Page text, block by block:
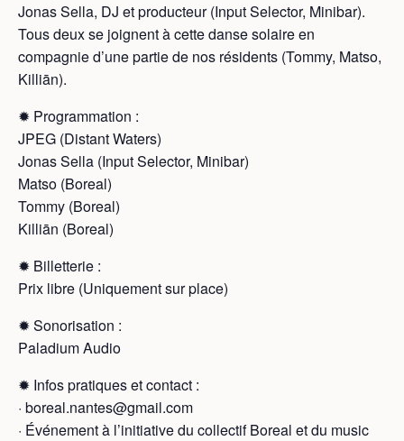
Jonas Sella, DJ et producteur (Input Selector, Minibar).
Tous deux se joignent à cette danse solaire en
compagnie d’une partie de nos résidents (Tommy, Matso,
Killiān).
✹ Programmation :
JPEG (Distant Waters)
Jonas Sella (Input Selector, Minibar)
Matso (Boreal)
Tommy (Boreal)
Killiān (Boreal)
✹ Billetterie :
Prix libre (Uniquement sur place)
✹ Sonorisation :
Paladium Audio
✹ Infos pratiques et contact :
· boreal.nantes@gmail.com
· Événement à l’initiative du collectif Boreal et du music